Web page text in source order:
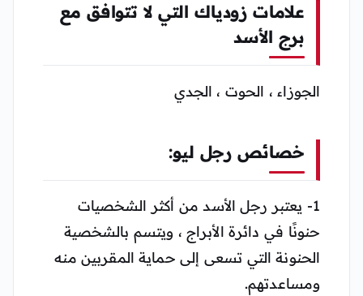
علامات زودياك التي لا تتوافق مع
برج الأسد
الجوزاء ، الحوت ، الجدي
خصائص رجل ليو:
1- يعتبر رجل الأسد من أكثر الشخصيات
حنونًا في دائرة الأبراج ، ويتسم بالشخصية
الحنونة التي تسعى إلى حماية المقربين منه
ومساعدتهم.